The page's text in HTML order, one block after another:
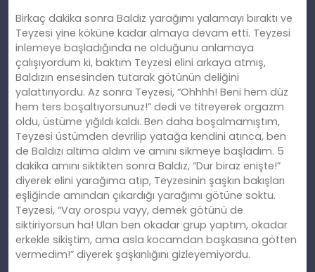
Birkaç dakika sonra Baldız yarağımı yalamayı bıraktı ve
Teyzesi yine köküne kadar almaya devam etti. Teyzesi
inlemeye başladığında ne olduğunu anlamaya
çalışıyordum ki, baktım Teyzesi elini arkaya atmış,
Baldızın ensesinden tutarak götünün deliğini
yalattırıyordu. Az sonra Teyzesi, “Ohhhh! Beni hem düz
hem ters boşaltıyorsunuz!” dedi ve titreyerek orgazm
oldu, üstüme yığıldı kaldı. Ben daha boşalmamıştım,
Teyzesi üstümden devrilip yatağa kendini atınca, ben
de Baldızı altıma aldım ve amını sikmeye başladım. 5
dakika amını siktikten sonra Baldız, “Dur biraz enişte!”
diyerek elini yarağıma atıp, Teyzesinin şaşkın bakışları
eşliğinde amından çıkardığı yarağımı götüne soktu.
Teyzesi, “Vay orospu vayy, demek götünü de
siktiriyorsun ha! Ulan ben okadar grup yaptım, okadar
erkekle sikiştim, ama asla kocamdan başkasına götten
vermedim!” diyerek şaşkınlığını gizleyemiyordu.